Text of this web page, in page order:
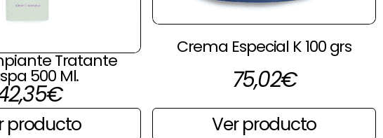
Tratante
500 Ml.
€
producto
Crema Especial K 100 grs
75,02€
Ver producto